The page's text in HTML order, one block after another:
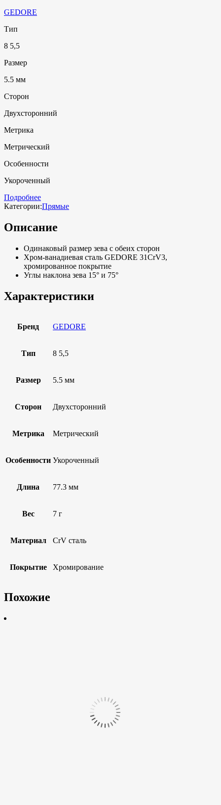
GEDORE
Тип
8 5,5
Размер
5.5 мм
Сторон
Двухсторонний
Метрика
Метрический
Особенности
Укороченный
Подробнее
Категории:Прямые
Описание
Одинаковый размер зева с обеих сторон
Хром-ванадиевая сталь GEDORE 31CrV3,
хромированное покрытие
Углы наклона зева 15° и 75°
Характеристики
Бренд GEDORE
Тип 8 5,5
Размер 5.5 мм
Сторон Двухсторонний
Метрика Метрический
Особенности Укороченный
Длина 77.3 мм
Вес 7 г
Материал CrV сталь
Покрытие Хромирование
Похожие